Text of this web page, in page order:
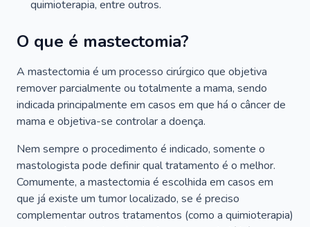
quimioterapia, entre outros.
O que é mastectomia?
A mastectomia é um processo cirúrgico que objetiva
remover parcialmente ou totalmente a mama, sendo
indicada principalmente em casos em que há o câncer de
mama e objetiva-se controlar a doença.
Nem sempre o procedimento é indicado, somente o
mastologista pode definir qual tratamento é o melhor.
Comumente, a mastectomia é escolhida em casos em
que já existe um tumor localizado, se é preciso
complementar outros tratamentos (como a quimioterapia)